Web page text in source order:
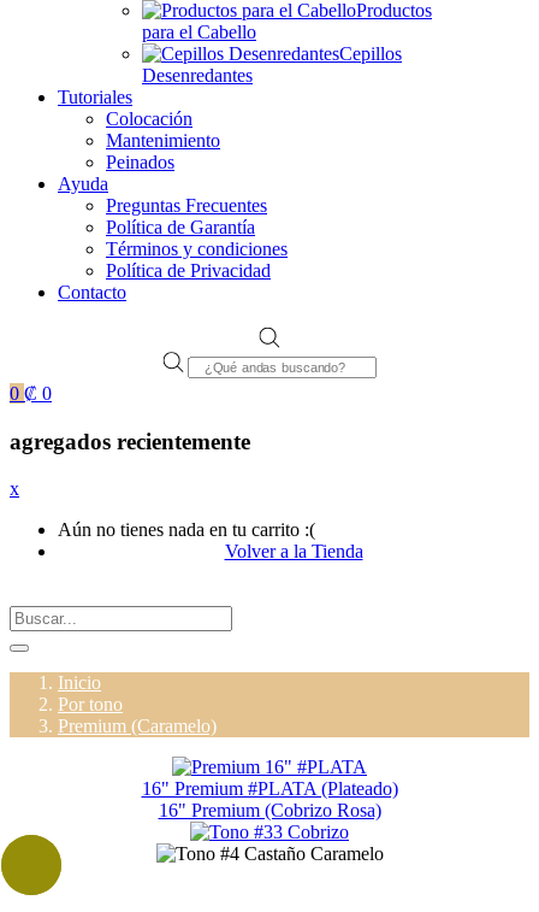
Productos
para el Cabello
Cepillos
Desenredantes
Tutoriales
Colocación
Mantenimiento
Peinados
Ayuda
Preguntas Frecuentes
Política de Garantía
Términos y condiciones
Política de Privacidad
Contacto
Products
search
0 ₡ 0
agregados recientemente
x
Aún no tienes nada en tu carrito :(
Volver a la Tienda
Inicio
Por tono
Premium (Caramelo)
16" Premium #PLATA (Plateado)
16" Premium (Cobrizo Rosa)